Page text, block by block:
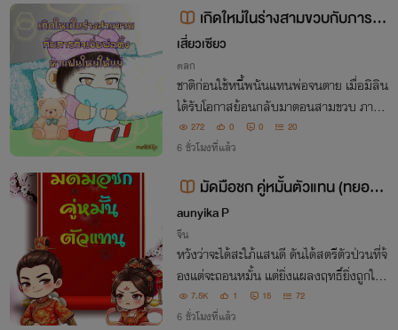
เกิดใหม่ในร่างสามขวบกับภารกิ
จเขี่ยพ่อทิ้งหาแฟนใหม่ให้แม่
เสี่ยวเซียว
ตลก
ชาติก่อนใช้หนี้พนันแทนพ่อจนตาย เมื่อมิลิน
ได้รับโอกาสย้อนกลับมาตอนสามขวบ ภารกิ
จเขี่ยพ่อทิ้งเฟ้นหาผัวใหม่ให้แม่แพรจึงเริ่มขึ้
น แต่แผนการดันสะดุด เพราะพ่อนนท์ดันได้
ยินเสียงด่าในใจของลูกสาวเข้าซะงั้น
272 0 0 20
6 ชั่วโมงที่แล้ว
มัดมือชก คู่หมั้นตัวแทน (ทยอยติ
ดเหรียญ) มี Ebook
aunyika P
จีน
หวังว่าจะได้สะใภ้แสนดี ดันได้สตรีตัวป่วนที่จ้
องแต่จะถอนหมั้น แต่ยิ่งแผลงฤทธิ์ยิ่งถูกใจคุ
ณชายหน้าตายและพ่อสามีเข้าอย่างจัง แม่ส
ามีที่เคยเกลียดเข้าไส้ ยังต้องเปลี่ยนใจจับยัย
7.5K 1 15 72
6 ชั่วโมงที่แล้ว